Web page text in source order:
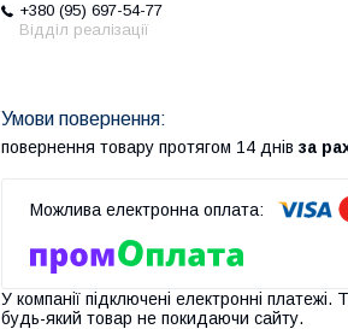
+380 (95) 697-54-77
Відділ реалізації
повернення товару протягом 14 днів за
У компанії підключені електронні
будь-який товар не покидаючи сайту.